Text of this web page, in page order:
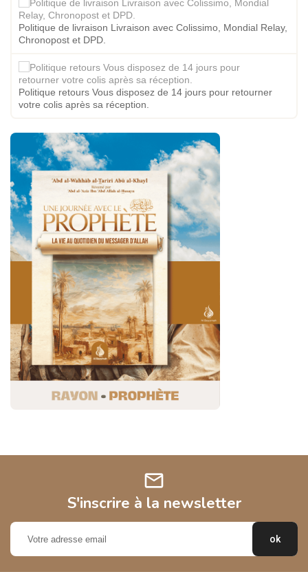
Politique de livraison Livraison avec Colissimo, Mondial Relay,
Chronopost et DPD.
Politique retours Vous disposez de 14 jours pour retourner
votre colis après sa réception.
mail
S'inscrire à la newsletter